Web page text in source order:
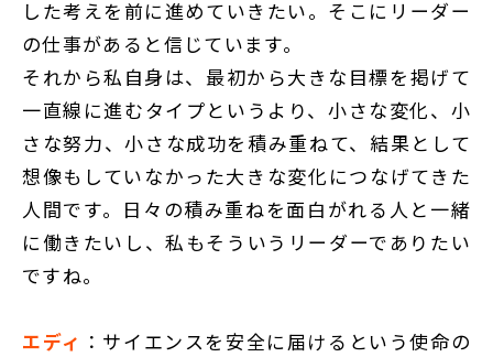
した考えを前に進めていきたい。そこにリーダー
の仕事があると信じています。
それから私自身は、最初から大きな目標を掲げて
一直線に進むタイプというより、小さな変化、小
さな努力、小さな成功を積み重ねて、結果として
想像もしていなかった大きな変化につなげてきた
人間です。日々の積み重ねを面白がれる人と一緒
に働きたいし、私もそういうリーダーでありたい
ですね。
エディ ：サイエンスを安全に届けるという使命の